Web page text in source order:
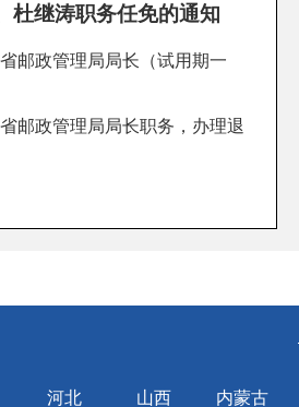
杜继涛职务任免的通知
邮政管理局局长（试用期一
邮政管理局局长职务，办理退
河北 山西 内蒙古